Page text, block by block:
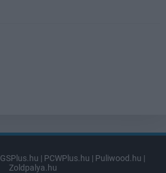
GSPlus.hu | PCWPlus.hu | Puliwood.hu |
Zoldpalya.hu